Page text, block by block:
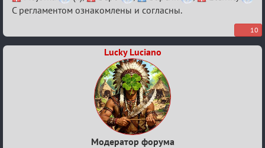
Кубок
разборок
С регламентом ознакомлены и согласны.
10
Lucky Luciano
Модератор форума